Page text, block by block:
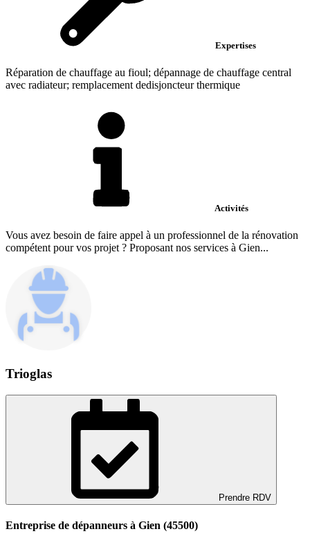
Expertises
Réparation de chauffage au fioul; dépannage de chauffage central
avec radiateur; remplacement dedisjoncteur thermique
Activités
Vous avez besoin de faire appel à un professionnel de la rénovation
compétent pour vos projet ? Proposant nos services à Gien...
Trioglas
Prendre RDV
Entreprise de dépanneurs à Gien (45500)